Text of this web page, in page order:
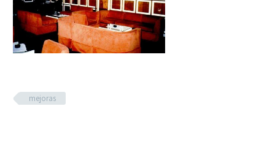
mejoras